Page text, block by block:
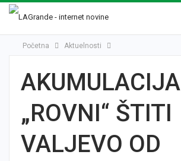
Početna Aktuelnosti
AKUMULACIJA
„ROVNI“ ŠTITI
VALJEVO OD